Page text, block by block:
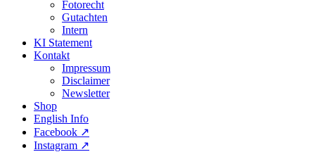
Fotorecht
Gutachten
Intern
KI Statement
Kontakt
Impressum
Disclaimer
Newsletter
Shop
English Info
Facebook ↗︎
Instagram ↗︎